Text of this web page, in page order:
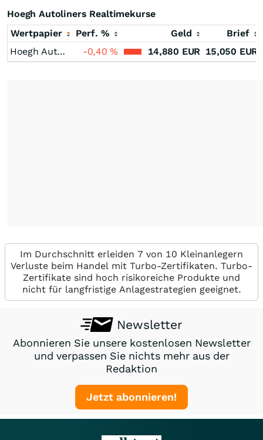
Hoegh Autoliners Realtimekurse
Wertpapier
Perf. % Geld
Brief
Hoegh Autoliners
-0,40% 14,880 EUR 15,050 EUR
Im Durchschnitt erleiden 7 von 10 Kleinanlegern
Verluste beim Handel mit Turbo-Zertifikaten. Turbo-
Zertifikate sind hoch risikoreiche Produkte und
nicht für langfristige Anlagestrategien geeignet.
Newsletter
Abonnieren Sie unsere kostenlosen Newsletter
und verpassen Sie nichts mehr aus der
Redaktion
Jetzt abonnieren!